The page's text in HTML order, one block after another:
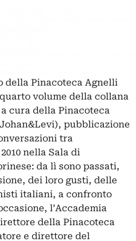
della Pinacoteca Agnelli
volume della collana
a cura della Pinacoteca
pubblicazione
tra
nella Sala di
da lì sono passati,
dei loro gusti, delle
italiani, a confronto
l’Accademia
della Pinacoteca
e direttore del